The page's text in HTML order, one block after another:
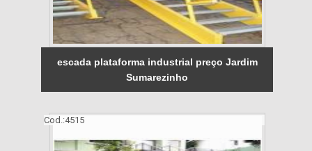
escada plataforma industrial preço Jardim
Sumarezinho
Cod.:4515